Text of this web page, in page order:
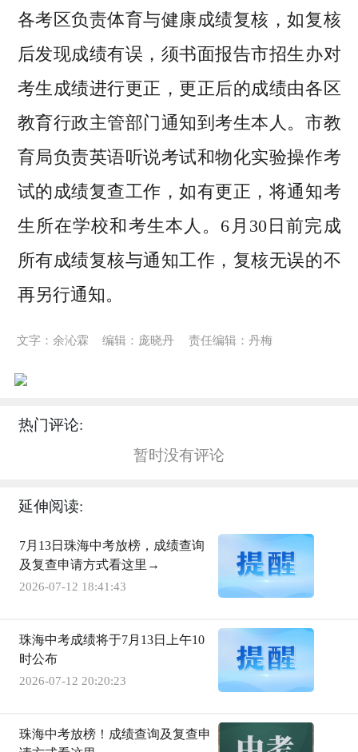
各考区负责体育与健康成绩复核，如复核
后发现成绩有误，须书面报告市招生办对
考生成绩进行更正，更正后的成绩由各区
教育行政主管部门通知到考生本人。市教
育局负责英语听说考试和物化实验操作考
试的成绩复查工作，如有更正，将通知考
生所在学校和考生本人。6月30日前完成
所有成绩复核与通知工作，复核无误的不
再另行通知。
文字：余沁霖 编辑：庞晓丹 责任编辑：丹梅
热门评论:
暂时没有评论
延伸阅读:
7月13日珠海中考放榜，成绩查询
及复查申请方式看这里→
2026-07-12 18:41:43
珠海中考成绩将于7月13日上午10
时公布
2026-07-12 20:20:23
珠海中考放榜！成绩查询及复查申